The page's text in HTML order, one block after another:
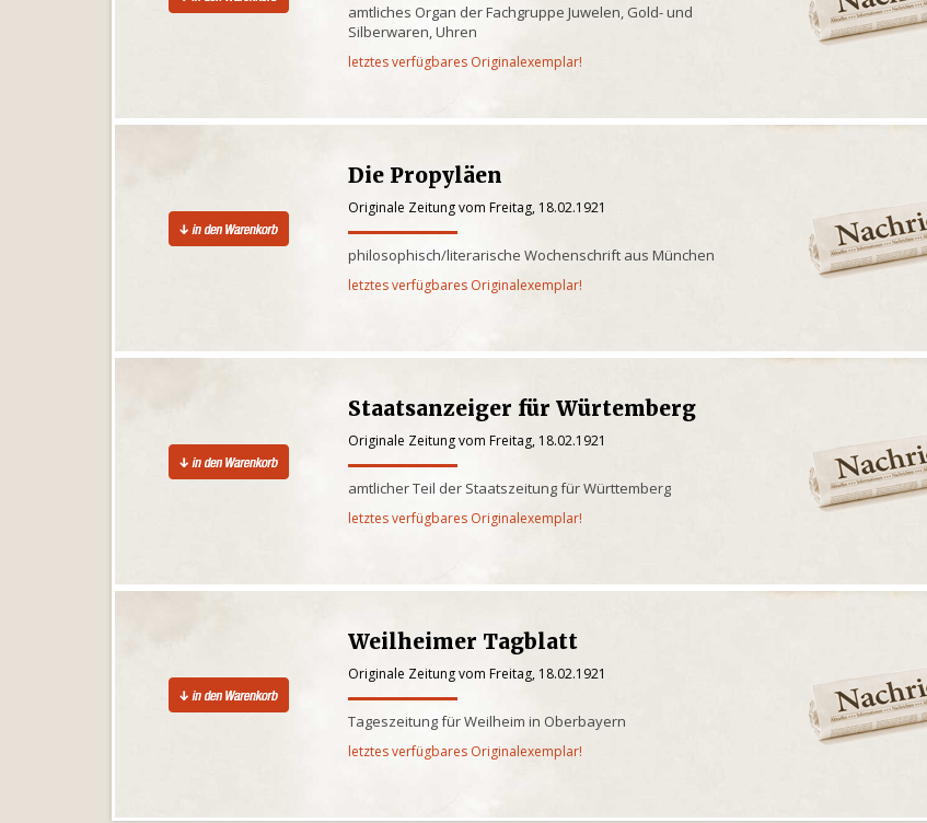
amtliches Organ der Fachgruppe Juwelen, Gold- und
Silberwaren, Uhren
letztes verfügbares Originalexemplar!
Die Propyläen
Originale Zeitung vom Freitag, 18.02.1921
philosophisch/literarische Wochenschrift aus München
letztes verfügbares Originalexemplar!
Staatsanzeiger für Würtemberg
Originale Zeitung vom Freitag, 18.02.1921
amtlicher Teil der Staatszeitung für Württemberg
letztes verfügbares Originalexemplar!
Weilheimer Tagblatt
Originale Zeitung vom Freitag, 18.02.1921
Tageszeitung für Weilheim in Oberbayern
letztes verfügbares Originalexemplar!